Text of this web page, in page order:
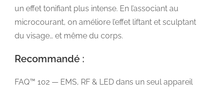
un effet tonifiant plus intense. En l’associant au
microcourant, on améliore l’effet liftant et sculptant
du visage… et même du corps.
Recommandé :
FAQ™ 102 — EMS, RF & LED dans un seul appareil